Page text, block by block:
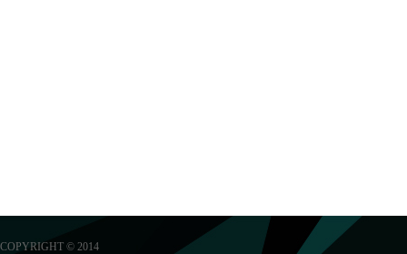
COPYRIGHT © 2014